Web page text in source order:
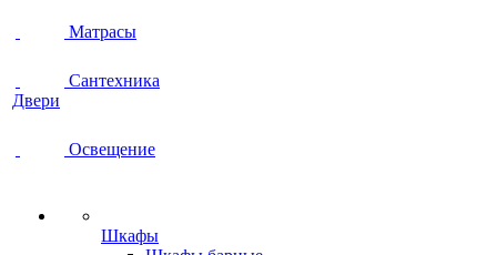
Матрасы
Сантехника
Двери
Освещение
Шкафы